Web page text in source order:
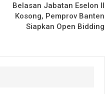
Belasan Jabatan Eselon II
Kosong, Pemprov Banten
Siapkan Open Bidding